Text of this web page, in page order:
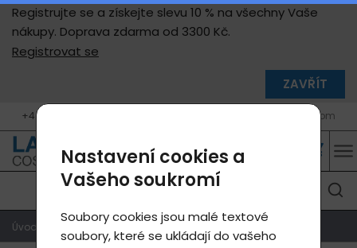
Registrujte se a získejte slevu 10 % na všechny Vaše
nákupy. Doprava zdarma od 3300 Kč.
Registrovat se
ZAVŘÍT
+420 604 400 755 (9 - 17 h, Po - Pá) info@lavycosmetics.com
Úvodní strana Produkty e-shop
Nastavení cookies a
Vašeho soukromí
Soubory cookies jsou malé textové
soubory, které se ukládají do vašeho